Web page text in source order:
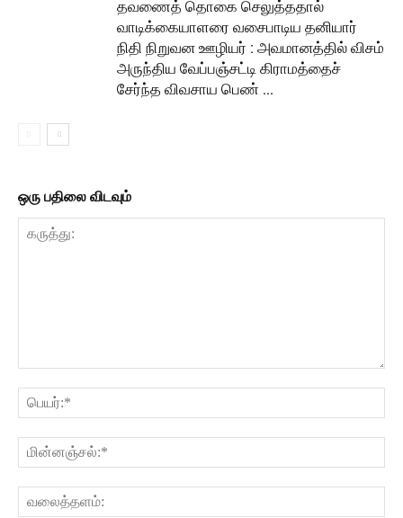
தவணைத் தொகை செலுத்ததால்
வாடிக்கையாளரை வசைபாடிய தனியார்
நிதி நிறுவன ஊழியர் : அவமானத்தில் விசம்
அருந்திய வேப்பஞ்சட்டி கிராமத்தைச்
சேர்ந்த விவசாய பெண் …
ஒரு பதிலை விடவும்